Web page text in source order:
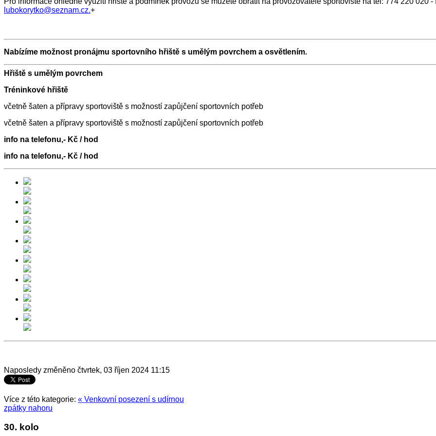
lubokorytko@seznam.cz.+
Nabízíme možnost pronájmu sportovního hřiště s umělým povrchem a osvětlením.
Hřiště s umělým povrchem
Tréninkové hřiště
včetně šaten a přípravy sportoviště s možností zapůjčení sportovních potřeb
včetně šaten a přípravy sportoviště s možností zapůjčení sportovních potřeb
info na telefonu,- Kč / hod
info na telefonu,- Kč / hod
Naposledy změněno čtvrtek, 03 říjen 2024 11:15
Více z této kategorie: « Venkovní posezení s udírnou
zpátky nahoru
30. kolo